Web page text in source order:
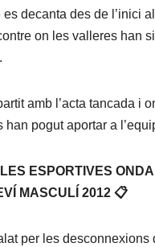
es decanta des de l’inici
on les valleres han
amb l’acta tancada i
han pogut aportar a
ESPORTIVES
MASCULÍ 2012 📋
per les desconnexions